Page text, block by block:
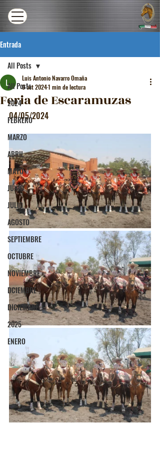
Entrada
All Posts
2024
FEBRERO
MARZO
ABRIL
MAYO
JUNIO
JULIO
AGOSTO
SEPTIEMBRE
OCTUBRE
NOVIEMBRE
DCIEMBRE
DICIEMBRE
2025
ENERO
All Posts
Feria de Escaramuzas
Luis Antonio Navarro Omaña
9 oct 20241 min de lectura
04/05/2024